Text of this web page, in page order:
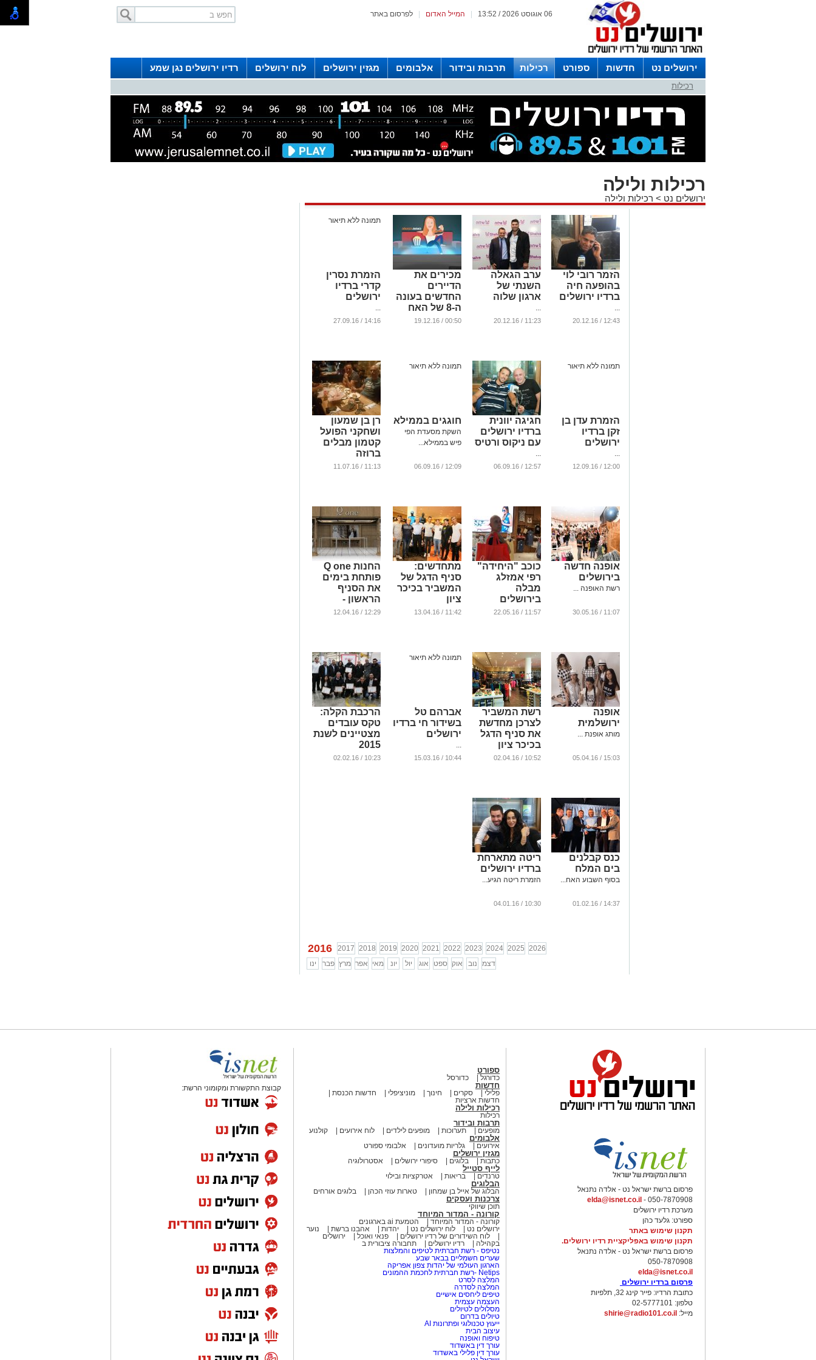
לפרסום באתר המייל האדום 06 אוגוסט 2026 / 13:52
ירושלים נט חדשות ספורט רכילות תרבות ובידור אלבומים מגזין ירושלים לוח ירושלים
רדיו ירושלים נגן שמע
לפרסום ברדיו צרו קשר
רכילות
רכילות ולילה
ירושלים נט > רכילות ולילה
הזמר רובי לוי
בהופעה חיה
ברדיו ירושלים
...
12:43 / 20.12.16
ערב הגאלה
השנתי של
ארגון שלוה
...
11:23 / 20.12.16
מכירים את
הדיירים
החדשים בעונה
ה-8 של האח
הגדול
00:50 / 19.12.16
הזמרת נסרין
קדרי ברדיו
ירושלים
...
14:16 / 27.09.16
הזמרת עדן בן
זקן ברדיו
ירושלים
...
12:00 / 12.09.16
חגיגה יוונית
ברדיו ירושלים
עם ניקוס ורטיס
...
12:57 / 06.09.16
חוגגים בממילא
השקת מסעדת הפי
פיש בממילא...
12:09 / 06.09.16
רן בן שמעון
ושחקני הפועל
קטמון מבלים
ברוזה
...
11:13 / 11.07.16
אופנה חדשה
בירושלים
רשת האופנה ...
11:07 / 30.05.16
כוכב "היחידה"
רפי אמזלג
מבלה
בירושלים
...
11:57 / 22.05.16
מתחדשים:
סניף הדגל של
המשביר בכיכר
ציון
...
11:42 / 13.04.16
החנות Q one
פותחת בימים
את הסניף
הראשון -
בירושלים
12:29 / 12.04.16
אופנה
ירושלמית
מותג אופנת ...
15:03 / 05.04.16
רשת המשביר
לצרכן מחדשת
את סניף הדגל
בכיכר ציון
...
10:52 / 02.04.16
אברהם טל
בשידור חי ברדיו
ירושלים
...
10:44 / 15.03.16
הרכבת הקלה:
טקס עובדים
מצטיינים לשנת
2015
...
10:23 / 02.02.16
כנס קבלנים
בים המלח
בסוף השבוע האח...
14:37 / 01.02.16
ריטה מתארחת
ברדיו ירושלים
הזמרת ריטה הגיע...
10:30 / 04.01.16
2016 2017 2018 2019 2020 2021 2022 2023 2024 2025 2026
ינו
פבר מרץ אפר מאי יונ יול אוג ספט אוק נוב דצמ
פרסום ברשת ישראל נט - אלדה נתנאל
050-7870908 -
elda@isnet.co.il
מערכת רדיו ירושלים
ספורט: גלעד כהן
תקנון שימוש באתר
תקנון שימוש באפליקציית רדיו ירושלים.
פרסום ברשת ישראל נט - אלדה נתנאל
050-7870908
elda@isnet.co.il
פרסום ברדיו ירושלים
כתובת הרדיו: פייר קינג 32, תלפיות
טלפון: 02-5777101
מייל: shirie@radio101.co.il
ספורט
כדורגל כדורסל
חדשות
פלילי סקרים חינוך מוניציפלי
חדשות הכנסת
חדשות ארציות
רכילות ולילה
רכילות
תרבות ובידור
מופעים תערוכות מופעים לילדים לוח אירועים קולנוע
אלבומים
אירועים גלריות מועדונים אלבומי ספורט
מגזין ירושלים
כתבות בלוגים סיפורי ירושלים אסטרולוגיה
לייף סטייל
טרנדים בריאות אטרקציות ובילוי
הבלוגים
הבלוג של אייל בן שמחון טארות עוזי הכהן בלוגים אורחים
צרכנות ועסקים
תוכן שיווקי
קורונה - המדור המיוחד
קורונה - המדור המיוחד
הטמעת ai בארגונים
ירושלים נט
לוח ירושלים נט יהדות אהבנו ברשת
נוער
לוח השידורים של רדיו ירושלים
פנאי ואוכל
ירושלים
בקהילה
רדיו ירושלים
תחבורה ציבורית ב
נטיפס - רשת חברתית לטיפים והמלצות
שערים חשמליים בבאר שבע
הארגון העולמי של יהדות צפון אפריקה
Netips -רשת חברתית לחכמת ההמונים
המלצה לסרט
המלצה לסדרה
טיפים ליחסים אישיים
העצמה עצמית
מסלולים לטיולים
טיולים בדרום
ייעוץ טכנולוגי ופתרונות AI
עיצוב הבית
טיפוח ואופנה
עורך דין באשדוד
עורך דין פלילי באשדוד
קבוצת התקשורת ומקומוני הרשת: